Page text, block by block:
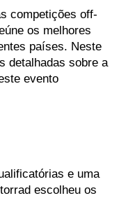
competições off-
os melhores
países. Neste
detalhadas sobre a
evento
e uma
escolheu os